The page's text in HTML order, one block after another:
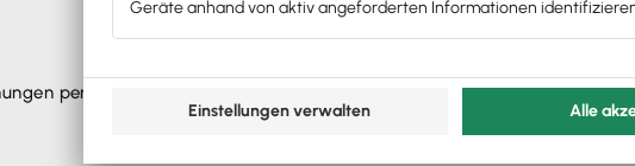
per E-Mail und Druck ein, ohne dass Du uns Zugriff auf Deine externe